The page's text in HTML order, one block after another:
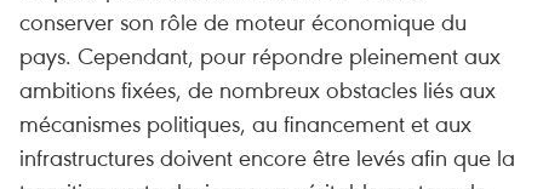
conserver son rôle de moteur économique du
pays. Cependant, pour répondre pleinement aux
ambitions fixées, de nombreux obstacles liés aux
mécanismes politiques, au financement et aux
infrastructures doivent encore être levés afin que la